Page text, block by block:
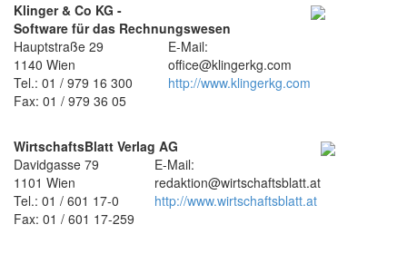
Klinger & Co KG -
Software für das Rechnungswesen
Hauptstraße 29
1140 Wien
Tel.: 01 / 979 16 300
Fax: 01 / 979 36 05
E-Mail:
office@klingerkg.com
http://www.klingerkg.com
WirtschaftsBlatt Verlag AG
Davidgasse 79
1101 Wien
Tel.: 01 / 601 17-0
Fax: 01 / 601 17-259
E-Mail:
redaktion@wirtschaftsblatt.at
http://www.wirtschaftsblatt.at